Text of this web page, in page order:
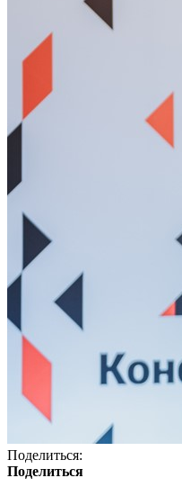
Поделиться:
Поделиться